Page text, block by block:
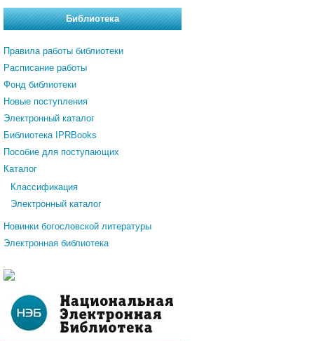
Библиотека
Правила работы библиотеки
Расписание работы
Фонд библиотеки
Новые поступления
Электронный каталог
Библиотека IPRBooks
Пособие для поступающих
Каталог
Классификация
Электронный каталог
Новинки богословской литературы
Электронная библиотека